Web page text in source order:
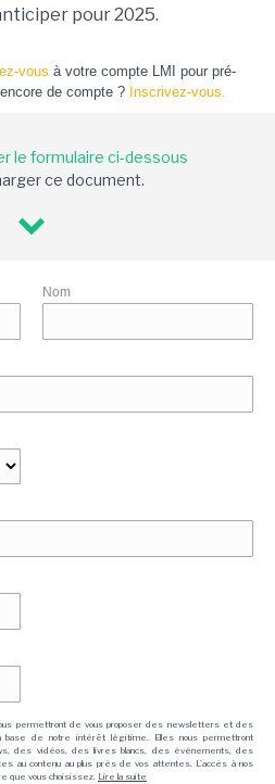
pour 2025.
vous à votre compte LMI pour pré-
de compte ? Inscrivez-vous.
le formulaire ci-dessous
ce document.
Nom
permettront de vous proposer des newsletters et des
de notre intérêt légitime. Elles nous permettront
des vidéos, des livres blancs, des événements, des
au contenu au plus près de vos attentes. L'accès à nos
que vous choisissez. Lire la suite